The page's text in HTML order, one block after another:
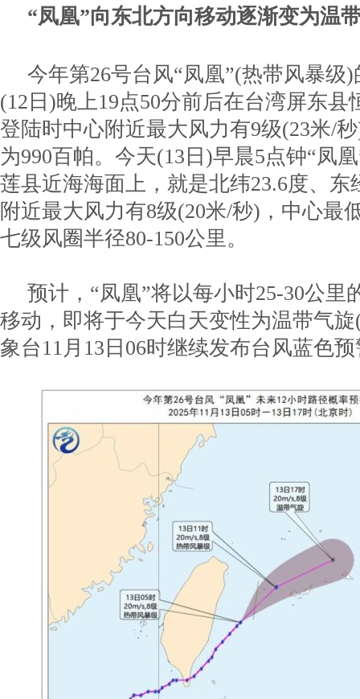
“凤凰”向东北方向移动逐渐变为温
今年第26号台风“凤凰”(热带风暴级
(12日)晚上19点50分前后在台湾屏东县
登陆时中心附近最大风力有9级(23米/
为990百帕。今天(13日)早晨5点钟“凤
莲县近海海面上，就是北纬23.6度、东
附近最大风力有8级(20米/秒)，中心最
七级风圈半径80-150公里。
预计，“凤凰”将以每小时25-30公里
移动，即将于今天白天变性为温带气
象台11月13日06时继续发布台风蓝色